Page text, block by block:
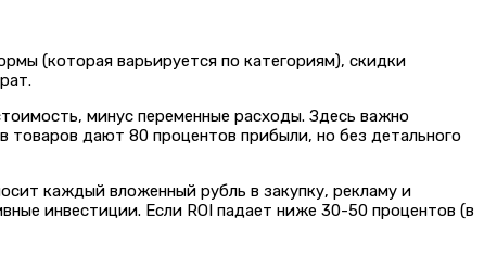
(которая варьируется по категориям), скидки
минус переменные расходы. Здесь важно
товаров дают 80 процентов прибыли, но без детального
каждый вложенный рубль в закупку, рекламу и
инвестиции. Если ROI падает ниже 30-50 процентов (в